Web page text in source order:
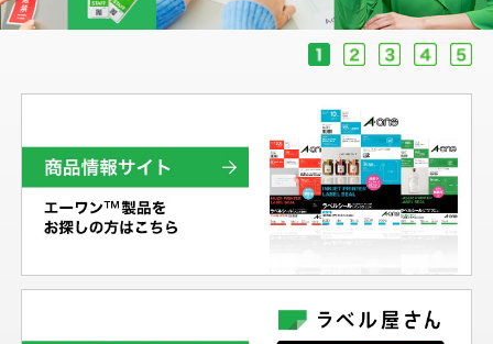
サポート
会社概要
新商品情報
ニュースリリース